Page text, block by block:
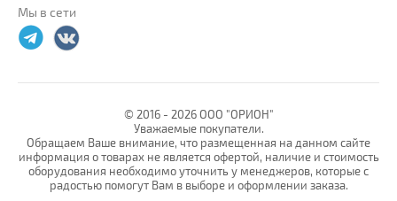
Мы в сети
© 2016 - 2026 ООО "ОРИОН"
Уважаемые покупатели.
Обращаем Ваше внимание, что размещенная на данном сайте
информация о товарах не является офертой, наличие и стоимость
оборудования необходимо уточнить у менеджеров, которые с
радостью помогут Вам в выборе и оформлении заказа.